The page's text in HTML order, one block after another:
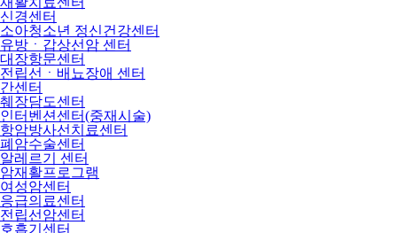
신경센터
소아청소년 정신건강센터
유방ㆍ갑상선암 센터
대장항문센터
전립선ㆍ배뇨장애 센터
간센터
췌장담도센터
인터벤션센터(중재시술)
항암방사선치료센터
폐암수술센터
알레르기 센터
암재활프로그램
여성암센터
응급의료센터
전립선암센터
호흡기센터